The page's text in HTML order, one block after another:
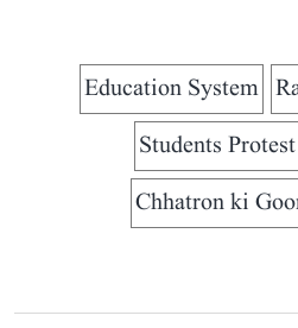
Education System
Students Protest
Chhatron ki